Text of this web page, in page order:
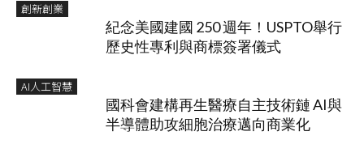
創新創業
紀念美國建國 250 週年！USPTO舉行
歷史性專利與商標簽署儀式
AI人工智慧
國科會建構再生醫療自主技術鏈 AI與
半導體助攻細胞治療邁向商業化